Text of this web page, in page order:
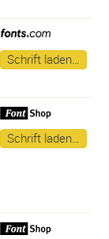
Schrift laden…
Schrift laden…